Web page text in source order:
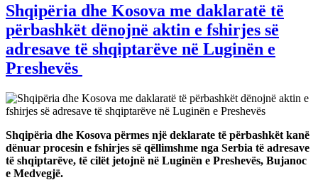
Shqipëria dhe Kosova me daklaratë të
përbashkët dënojnë aktin e fshirjes së
adresave të shqiptarëve në Luginën e
Preshevës
Shqipëria dhe Kosova përmes një deklarate të përbashkët kanë
dënuar procesin e fshirjes së qëllimshme nga Serbia të adresave
të shqiptarëve, të cilët jetojnë në Luginën e Preshevës, Bujanoc
e Medvegjë.